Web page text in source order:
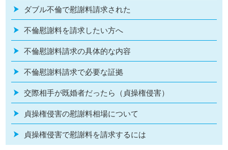
ダブル不倫で慰謝料請求された
不倫慰謝料を請求したい方へ
不倫慰謝料請求の具体的な内容
不倫慰謝料請求で必要な証拠
交際相手が既婚者だったら（貞操権侵害）
貞操権侵害の慰謝料相場について
貞操権侵害で慰謝料を請求するには